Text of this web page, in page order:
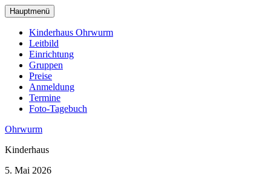
zum
Hauptinhalt
wechseln
Hauptmenü
Kinderhaus Ohrwurm
Leitbild
Einrichtung
Gruppen
Preise
Anmeldung
Termine
Foto-Tagebuch
Ohrwurm
Kinderhaus
5. Mai 2026